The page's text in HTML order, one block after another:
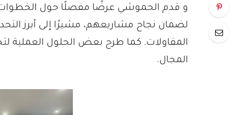
و قدم الحموشي عرضًا مفصلًا حول الخطوات
لضمان نجاح مشاريعهم، مشيرًا إلى أبرز
المقاولات. كما طرح بعض الحلول العملية
المجال.